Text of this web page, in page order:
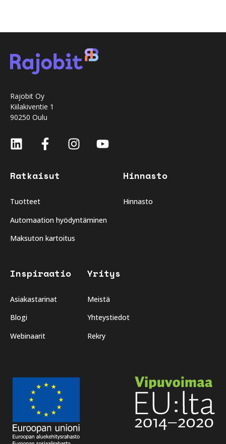
Rajobit Oy
Kiilakiventie 1
90250 Oulu
Ratkaisut
Tuotteet
Automaation hyödyntäminen
Maksuton kartoitus
Hinnasto
Hinnasto
Inspiraatio
Asiakastarinat
Blogi
Webinaarit
Yritys
Meistä
Yhteystiedot
Rekry